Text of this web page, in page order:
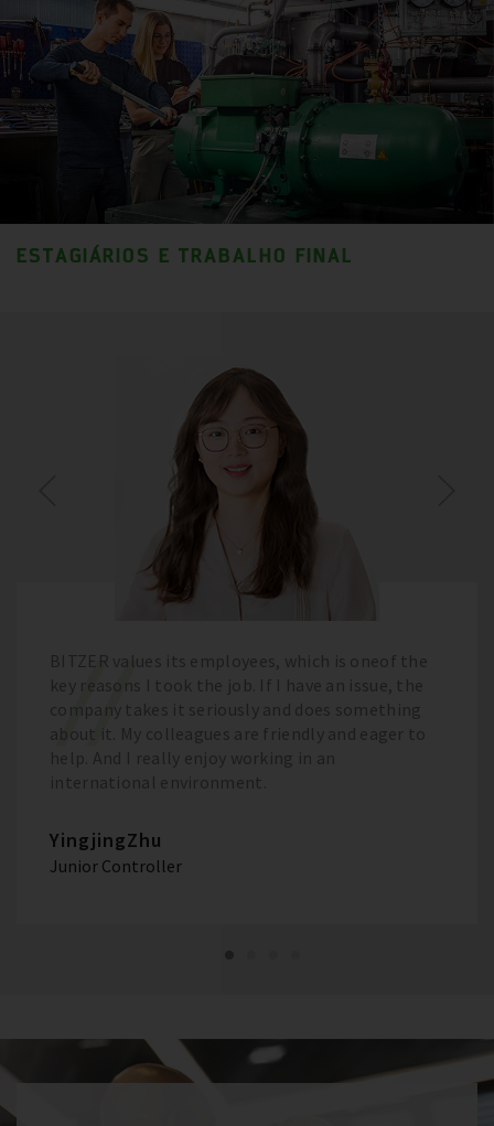
ESTAGIÁRIOS E TRABALHO FINAL
BITZER values its employees, which is oneof the
key reasons I took the job. If I have an issue, the
company takes it seriously and does something
about it. My colleagues are friendly and eager to
help. And I really enjoy working in an
international environment.
YingjingZhu
Junior Controller